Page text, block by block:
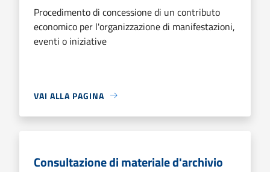
Procedimento di concessione di un contributo
economico per l'organizzazione di manifestazioni,
eventi o iniziative
VAI ALLA PAGINA
Consultazione di materiale d'archivio